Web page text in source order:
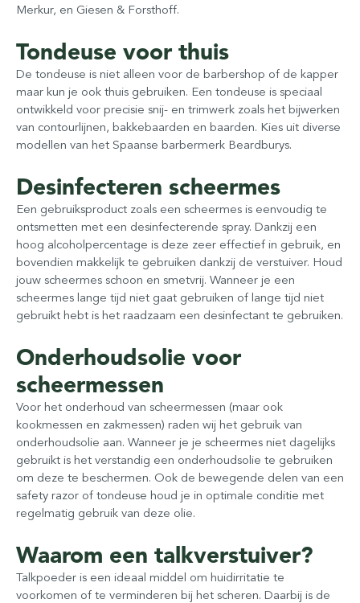
Merkur, en Giesen & Forsthoff.
Tondeuse voor thuis
De tondeuse is niet alleen voor de barbershop of de kapper
maar kun je ook thuis gebruiken. Een tondeuse is speciaal
ontwikkeld voor precisie snij- en trimwerk zoals het bijwerken
van contourlijnen, bakkebaarden en baarden. Kies uit diverse
modellen van het Spaanse barbermerk Beardburys.
Desinfecteren scheermes
Een gebruiksproduct zoals een scheermes is eenvoudig te
ontsmetten met een desinfecterende spray. Dankzij een
hoog alcoholpercentage is deze zeer effectief in gebruik, en
bovendien makkelijk te gebruiken dankzij de verstuiver. Houd
jouw scheermes schoon en smetvrij. Wanneer je een
scheermes lange tijd niet gaat gebruiken of lange tijd niet
gebruikt hebt is het raadzaam een desinfectant te gebruiken.
Onderhoudsolie voor
scheermessen
Voor het onderhoud van scheermessen (maar ook
kookmessen en zakmessen) raden wij het gebruik van
onderhoudsolie aan. Wanneer je je scheermes niet dagelijks
gebruikt is het verstandig een onderhoudsolie te gebruiken
om deze te beschermen. Ook de bewegende delen van een
safety razor of tondeuse houd je in optimale conditie met
regelmatig gebruik van deze olie.
Waarom een talkverstuiver?
Talkpoeder is een ideaal middel om huidirritatie te
voorkomen of te verminderen bij het scheren. Daarbij is de